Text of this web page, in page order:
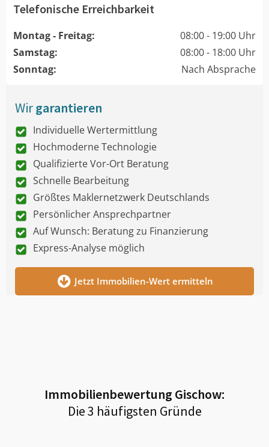
Telefonische Erreichbarkeit
Montag - Freitag:
08:00 - 19:00 Uhr
Samstag:
08:00 - 18:00 Uhr
Sonntag:
Nach Absprache
Wirgarantieren
Individuelle Wertermittlung
Hochmoderne Technologie
Qualifizierte Vor-Ort Beratung
Schnelle Bearbeitung
Größtes Maklernetzwerk Deutschlands
Persönlicher Ansprechpartner
Auf Wunsch: Beratung zu Finanzierung
Express-Analyse möglich
Jetzt Immobilien-Wert ermitteln
Immobilienbewertung Gischow:
Die 3 häufigsten Gründe